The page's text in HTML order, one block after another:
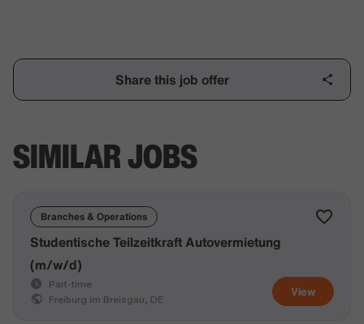
Share this job offer
SIMILAR JOBS
Branches & Operations
View
Studentische Teilzeitkraft Autovermietung
(m/w/d)
Part-time
Freiburg im Breisgau, DE